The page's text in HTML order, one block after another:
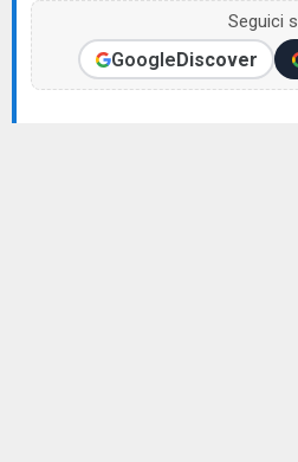
Seguici
GoogleDiscover